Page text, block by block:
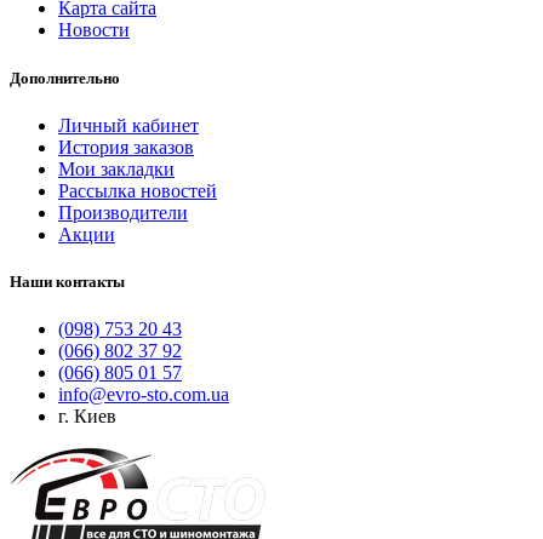
Карта сайта
Новости
Дополнительно
Личный кабинет
История заказов
Мои закладки
Рассылка новостей
Производители
Акции
Наши контакты
(098) 753 20 43
(066) 802 37 92
(066) 805 01 57
info@evro-sto.com.ua
г. Киев